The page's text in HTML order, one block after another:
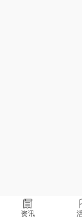
资讯